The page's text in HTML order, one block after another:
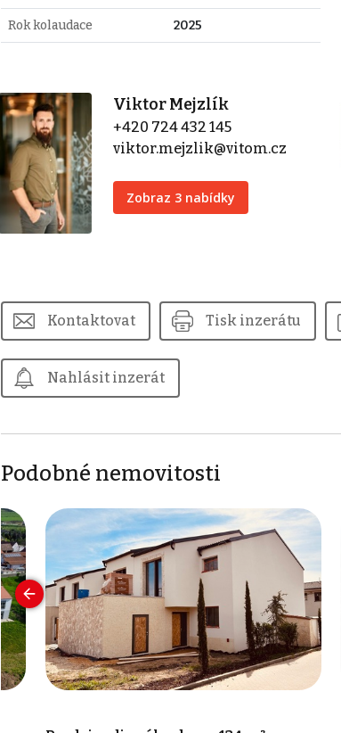
Rok kolaudace 2025
Viktor Mejzlík
+420 724 432 145
viktor.mejzlik@vitom.cz
Zobraz 3 nabídky
Kontaktovat Tisk inzerátu
Nahlásit inzerát
Podobné nemovitosti